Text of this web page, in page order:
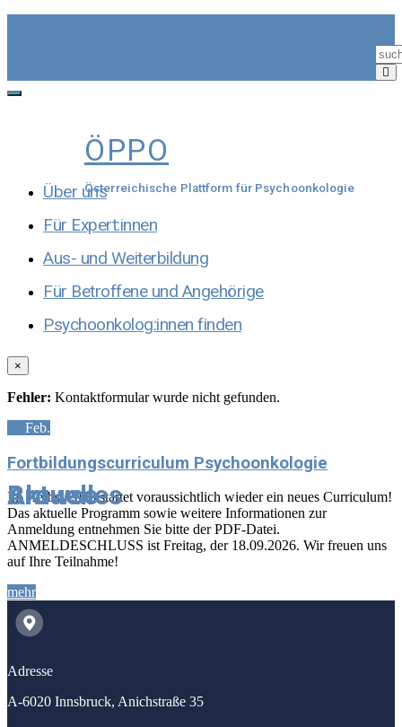
Toggle
ÖPPO
Österreichische Plattform für Psychoonkologie
Über uns
Für Expert:innen
Aus- und Weiterbildung
Für Betroffene und Angehörige
Psychoonkolog:innen finden
×
Fehler: Kontaktformular wurde nicht gefunden.
Aktuelles
Browse
Feb.
Fortbildungscurriculum Psychoonkologie
Im Herbst 2026 startet voraussichtlich wieder ein neues Curriculum!
Das aktuelle Programm sowie weitere Informationen zur
Anmeldung entnehmen Sie bitte der PDF-Datei.
ANMELDESCHLUSS ist Freitag, der 18.09.2026. Wir freuen uns
auf Ihre Teilnahme!
mehr
Adresse
A-6020 Innsbruck, Anichstraße 35